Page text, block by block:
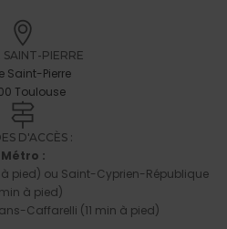
SAINT-PIERRE
Saint-Pierre
Toulouse
D'ACCÈS :
Métro :
à pied) ou Saint-Cyprien-République
à pied)
Caffarelli (11 min à pied)